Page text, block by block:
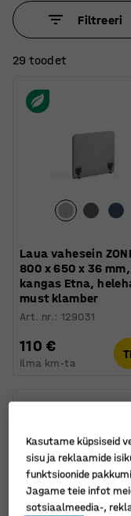
Filtreeri
29 toodet
Laua vahesein
800 x 650 x 36 mm,
kangas Etna,
must klamber
Art. nr.:129031
110 €
Ilma km-ta
Kasutame küpsiseid
sisu ja reklaamide
funktsioonide
Jagame teie infot
sotsiaalmeedia-,